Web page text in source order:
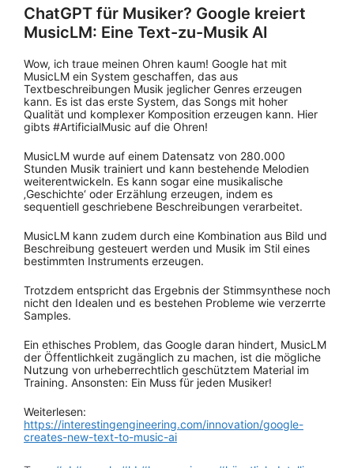
ChatGPT für Musiker? Google kreiert
MusicLM: Eine Text-zu-Musik AI
Wow, ich traue meinen Ohren kaum! Google hat mit
MusicLM ein System geschaffen, das aus
Textbeschreibungen Musik jeglicher Genres erzeugen
kann. Es ist das erste System, das Songs mit hoher
Qualität und komplexer Komposition erzeugen kann. Hier
gibts #ArtificialMusic auf die Ohren!
MusicLM wurde auf einem Datensatz von 280.000
Stunden Musik trainiert und kann bestehende Melodien
weiterentwickeln. Es kann sogar eine musikalische
‚Geschichte‘ oder Erzählung erzeugen, indem es
sequentiell geschriebene Beschreibungen verarbeitet.
MusicLM kann zudem durch eine Kombination aus Bild und
Beschreibung gesteuert werden und Musik im Stil eines
bestimmten Instruments erzeugen.
Trotzdem entspricht das Ergebnis der Stimmsynthese noch
nicht den Idealen und es bestehen Probleme wie verzerrte
Samples.
Ein ethisches Problem, das Google daran hindert, MusicLM
der Öffentlichkeit zugänglich zu machen, ist die mögliche
Nutzung von urheberrechtlich geschütztem Material im
Training. Ansonsten: Ein Muss für jeden Musiker!
Weiterlesen:
https://interestingengineering.com/innovation/google-
creates-new-text-to-music-ai